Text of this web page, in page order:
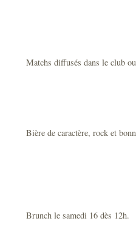
Matchs diffusés dans le club
Bière de caractère, rock et
Brunch le samedi 16 dès 12h.